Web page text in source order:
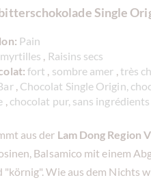
Single
Pain
myrtilles , Raisins secs
fort , sombre amer ,très
, Chocolat Single Origin,
, chocolat pur, sans ingrédients
aus der Lam Dong Region
Balsamico mit einem
"körnig". Wie aus dem Nichts